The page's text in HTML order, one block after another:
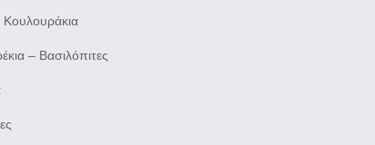
Κουλουράκια
– Βασιλόπιτες